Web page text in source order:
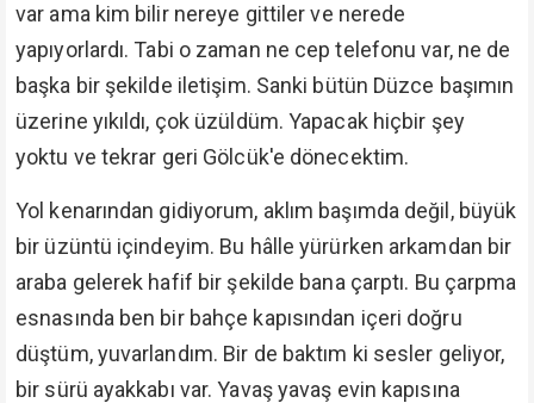
var ama kim bilir nereye gittiler ve nerede
yapıyorlardı. Tabi o zaman ne cep telefonu var, ne de
başka bir şekilde iletişim. Sanki bütün Düzce başımın
üzerine yıkıldı, çok üzüldüm. Yapacak hiçbir şey
yoktu ve tekrar geri Gölcük'e dönecektim.
Yol kenarından gidiyorum, aklım başımda değil, büyük
bir üzüntü içindeyim. Bu hâlle yürürken arkamdan bir
araba gelerek hafif bir şekilde bana çarptı. Bu çarpma
esnasında ben bir bahçe kapısından içeri doğru
düştüm, yuvarlandım. Bir de baktım ki sesler geliyor,
bir sürü ayakkabı var. Yavaş yavaş evin kapısına